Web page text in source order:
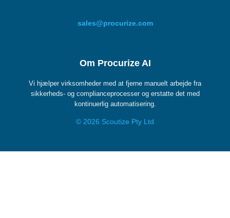
sales@procurize.com
Om Procurize AI
Vi hjælper virksomheder med at fjerne manuelt arbejde fra
sikkerheds- og complianceprocesser og erstatte det med
kontinuerlig automatisering.
© 2026 Scoutize Pty Ltd